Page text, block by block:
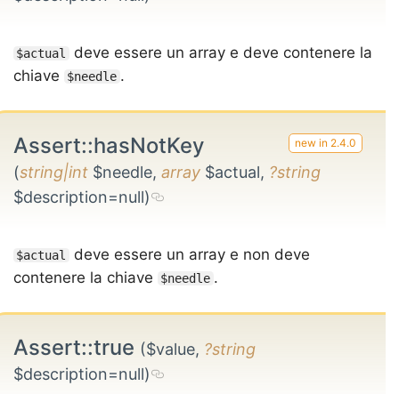
$actual
deve essere un array e deve contenere la
chiave
$needle .
Assert::hasNotKey
(string|int $needle, array $actual, ?string
$description=null)
$actual
deve essere un array e non deve
contenere la chiave
$needle .
Assert::true ($value, ?string
$description=null)